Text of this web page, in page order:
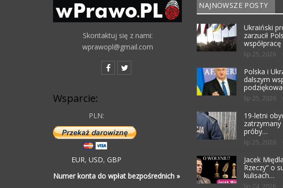
Skontaktuj się z nami:
wprawopl@gmail.com
Wsparcie:
PLN:
EUR, USD, GBP
Numer konta do wpłat bezpośrednich »
NAJNOWSZE POSTY
Ukraiński
zarzucił
lip 25, 2026
Polska i
dalszym
lip 25, 2026
19-letni
zatrzymany
próby…
lip 25, 2026
Jacek
Rzeczy” o
kulisach…